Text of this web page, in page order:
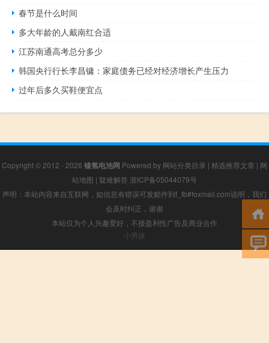
春节是什么时间
多大年龄的人戴南红合适
江苏南通高考总分多少
韩国央行行长李昌镛：家庭债务已经对经济增长产生压力
过年后多久买鞋便宜点
Copyright © 2012 - 2026 镍氢电池网 Powered by 网站分类目录 | 精选推荐文章 | 网
站地图 | 疑难解答 浙ICP备05044079号
声明：本站内容来自互联网，如信息有错误可发邮件到f_fb#foxmail.com说明，我们
会及时纠正，谢谢
本站仅为个人兴趣爱好，不接盈利性广告及商业合作
小男孩